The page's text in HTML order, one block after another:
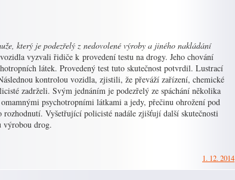
který je podezřelý z nedovolené výroby a jiného nakládání
vyzvali řidiče k provedení testu na drogy. Jeho chování
látek. Provedený test tuto skutečnost potvrdil. Lustrací
kontrolou vozidla, zjistili, že převáží zařízení, chemické
zadrželi. Svým jednáním je podezřelý ze spáchání několika
psychotropními látkami a jedy, přečinu ohrožení pod
Vyšetřující policisté nadále zjišťují další skutečnosti
výrobou drog.
1. 12. 2014